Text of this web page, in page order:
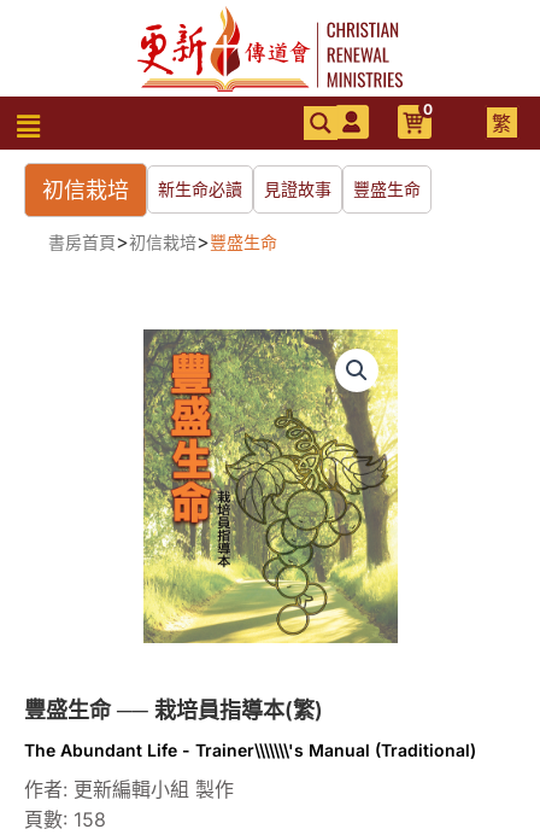
要
內選
單
0
繁
初信栽培 新生命必讀 見證故事 豐盛生命
書房首頁>初信栽培>豐盛生命
豐盛生命 ── 栽培員指導本(繁)
The Abundant Life - Trainer\\\\\\\'s Manual (Traditional)
作者: 更新編輯小組 製作
頁數: 158
豐
盛
生
命
──
栽
培
員
指
導
本
量